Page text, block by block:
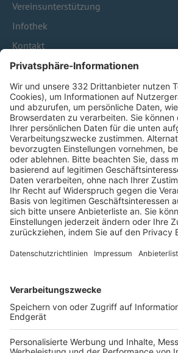
Vereinsunterstützung
Infothek
Kontakt
HÄUFIG BESUCHTE SEITEN
Pässe und Vereinswechsel
Trainerausbildung
Schulungsangebot Vereinsmitarbeiter
BFV-Geschäftsstellen
Trainerbörse
Login SpielPlus
FOLGE DEM BFV
TOP-VEREINE